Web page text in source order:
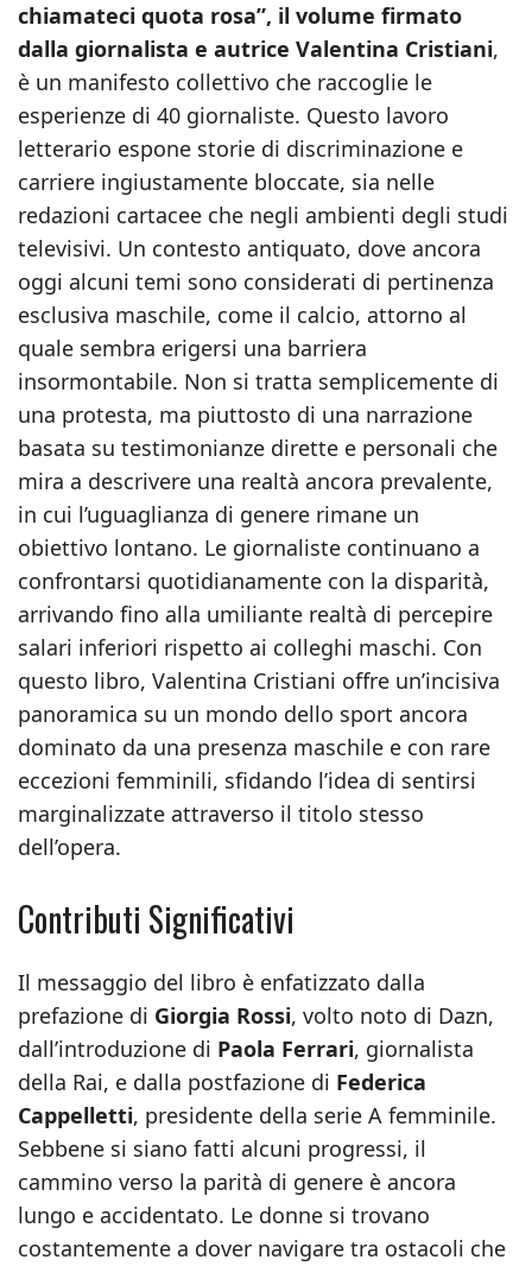
chiamateci quota rosa”, il volume firmato
dalla giornalista e autrice Valentina Cristiani,
è un manifesto collettivo che raccoglie le
esperienze di 40 giornaliste. Questo lavoro
letterario espone storie di discriminazione e
carriere ingiustamente bloccate, sia nelle
redazioni cartacee che negli ambienti degli studi
televisivi. Un contesto antiquato, dove ancora
oggi alcuni temi sono considerati di pertinenza
esclusiva maschile, come il calcio, attorno al
quale sembra erigersi una barriera
insormontabile. Non si tratta semplicemente di
una protesta, ma piuttosto di una narrazione
basata su testimonianze dirette e personali che
mira a descrivere una realtà ancora prevalente,
in cui l’uguaglianza di genere rimane un
obiettivo lontano. Le giornaliste continuano a
confrontarsi quotidianamente con la disparità,
arrivando fino alla umiliante realtà di percepire
salari inferiori rispetto ai colleghi maschi. Con
questo libro, Valentina Cristiani offre un’incisiva
panoramica su un mondo dello sport ancora
dominato da una presenza maschile e con rare
eccezioni femminili, sfidando l’idea di sentirsi
marginalizzate attraverso il titolo stesso
dell’opera.
Contributi Significativi
Il messaggio del libro è enfatizzato dalla
prefazione di Giorgia Rossi, volto noto di Dazn,
dall’introduzione di Paola Ferrari, giornalista
della Rai, e dalla postfazione di Federica
Cappelletti, presidente della serie A femminile.
Sebbene si siano fatti alcuni progressi, il
cammino verso la parità di genere è ancora
lungo e accidentato. Le donne si trovano
costantemente a dover navigare tra ostacoli che